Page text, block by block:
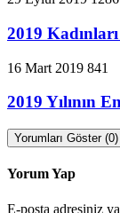
2019
16 Mart 2019 841
2019 Yılının
Yorumları Göster (0)
Yorum Yap
E-posta adresiniz